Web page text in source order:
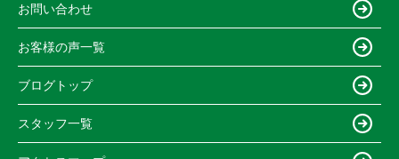
お問い合わせ
お客様の声一覧
ブログトップ
スタッフ一覧